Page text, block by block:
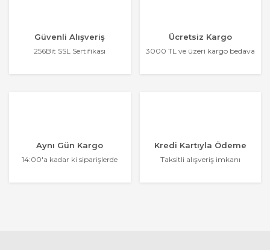
Güvenli Alışveriş
256Bit SSL Sertifikası
Ücretsiz Kargo
3000 TL ve üzeri kargo bedava
Aynı Gün Kargo
14:00'a kadar ki siparişlerde
Kredi Kartıyla Ödeme
Taksitli alışveriş imkanı